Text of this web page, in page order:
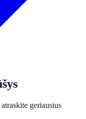
geriausius